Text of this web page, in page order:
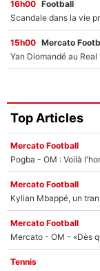
16h00 Football
15h00 Mercato
Yan Diomandé au
Top Articles
Mercato Football
Pogba - OM : Voilà
Mercato Football
Kylian Mbappé, un
Mercato Football
Tennis